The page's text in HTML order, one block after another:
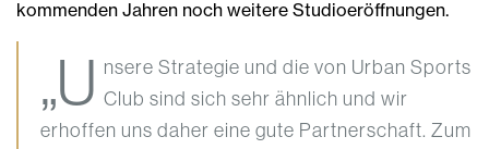
kommenden Jahren noch weitere Studioeröffnungen.
„U nsere Strategie und die von Urban Sports
Club sind sich sehr ähnlich und wir
erhoffen uns daher eine gute Partnerschaft. Zum